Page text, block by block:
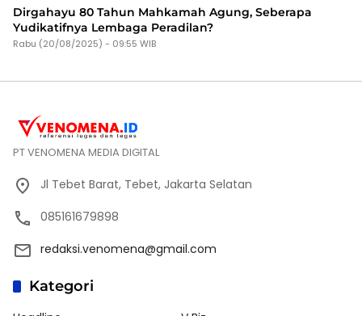
Dirgahayu 80 Tahun Mahkamah Agung, Seberapa
Yudikatifnya Lembaga Peradilan?
Rabu (20/08/2025) - 09:55 WIB
PT VENOMENA MEDIA DIGITAL
Jl Tebet Barat, Tebet, Jakarta Selatan
085161679898
redaksi.venomena@gmail.com
Kategori